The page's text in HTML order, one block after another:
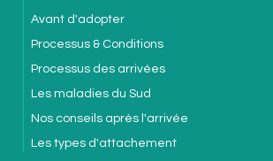
Avant d'adopter
Processus & Conditions
Processus des arrivées
Les maladies du Sud
Nos conseils après l'arrivée
Les types d'attachement